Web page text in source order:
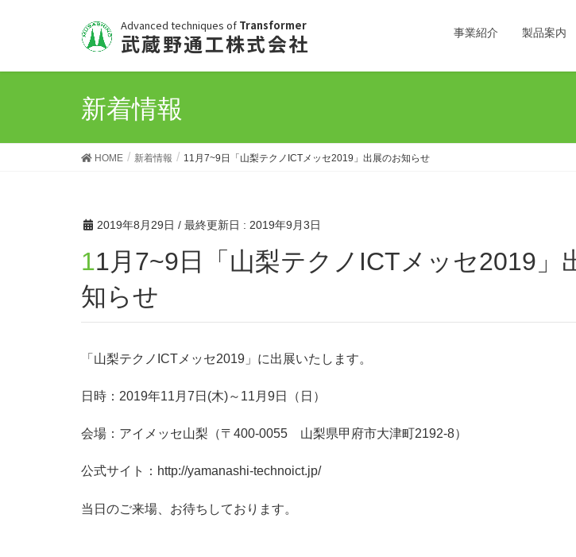
Advanced techniques of Transformer
武蔵野通工株式会社 事業紹介 製品案内
新着情報
HOME 新着情報 11月7~9日「山梨テクノICTメッセ2019」出展のお知らせ
2019年8月29日 / 最終更新日 : 2019年9月3日
11月7~9日「山梨テクノICTメッセ2019」出展のお
知らせ
「山梨テクノICTメッセ2019」に出展いたします。
日時：2019年11月7日(木)～11月9日（日）
会場：アイメッセ山梨（〒400-0055 山梨県甲府市大津町2192-8）
公式サイト：http://yamanashi-technoict.jp/
当日のご来場、お待ちしております。